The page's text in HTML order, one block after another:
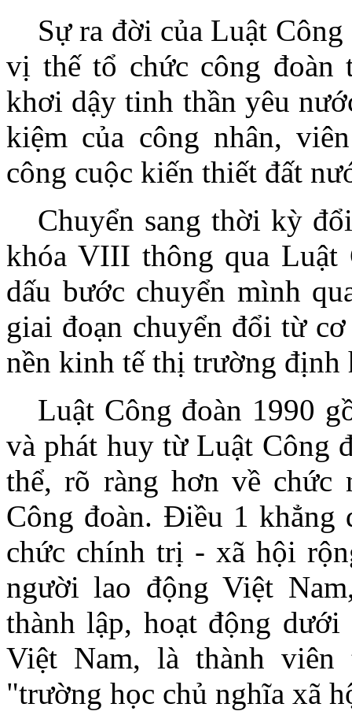
Sự ra đời của Luật
vị thế tổ chức công đoàn
khơi dậy tinh thần yêu
kiệm của công nhân,
công cuộc kiến thiết đất
Chuyển sang thời kỳ
khóa VIII thông qua Luật
dấu bước chuyển mình
giai đoạn chuyển đổi từ
nền kinh tế thị trường định
Luật Công đoàn 1990
và phát huy từ Luật Công
thể, rõ ràng hơn về chức
Công đoàn. Điều 1 khẳng
chức chính trị - xã hội
người lao động Việt
thành lập, hoạt động
Việt Nam, là thành
"trường học chủ nghĩa xã